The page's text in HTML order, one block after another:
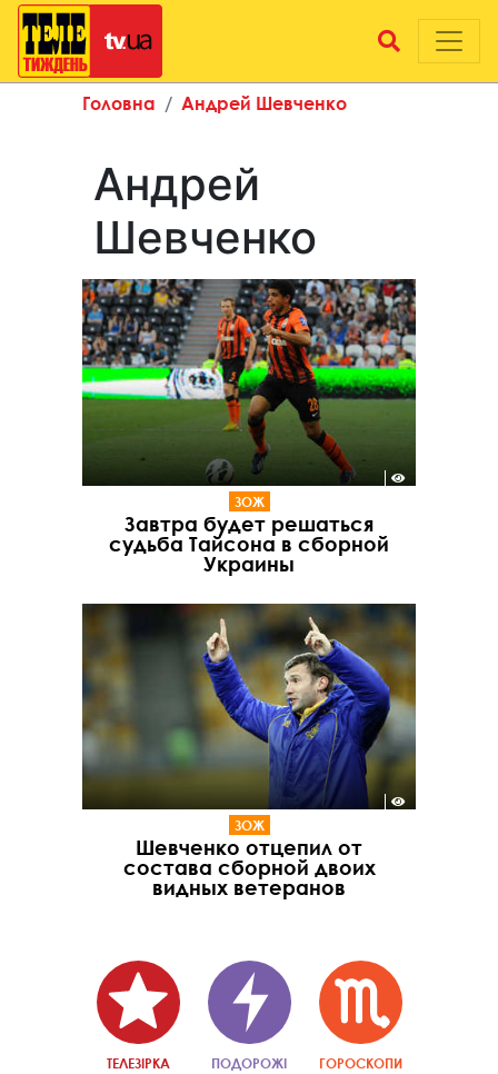
Головна Андрей Шевченко
Андрей
Шевченко
ЗОЖ
Завтра будет решаться
судьба Тайсона в сборной
Украины
ЗОЖ
Шевченко отцепил от
состава сборной двоих
видных ветеранов
ТЕЛЕЗІРКА ПОДОРОЖІ ГОРОСКОПИ